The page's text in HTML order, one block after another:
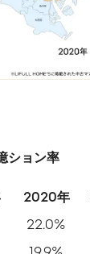
ション率
2020年
22.0%